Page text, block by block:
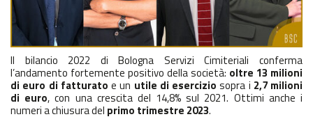
Il bilancio 2022 di Bologna Servizi Cimiteriali conferma
l’andamento fortemente positivo della società: oltre 13 milioni
di euro di fatturato e un utile di esercizio sopra i 2,7 milioni
di euro, con una crescita del 14,8% sul 2021. Ottimi anche i
numeri a chiusura del primo trimestre 2023.